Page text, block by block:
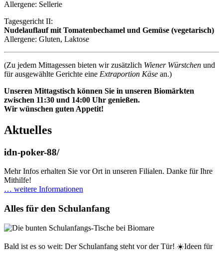
Allergene: Sellerie
Tagesgericht II:
Nudelauflauf mit Tomatenbechamel und Gemüse (vegetarisch)
Allergene: Gluten, Laktose
(Zu jedem Mittagessen bieten wir zusätzlich Wiener Würstchen und
für ausgewählte Gerichte eine Extraportion Käse an.)
Unseren Mittagstisch können Sie in unseren Biomärkten
zwischen 11:30 und 14:00 Uhr genießen.
Wir wünschen guten Appetit!
Aktuelles
idn-poker-88/
Mehr Infos erhalten Sie vor Ort in unseren Filialen. Danke für Ihre
Mithilfe!
… weitere Informationen
Alles für den Schulanfang
Bald ist es so weit: Der Schulanfang steht vor der Tür! ☀️Ideen für